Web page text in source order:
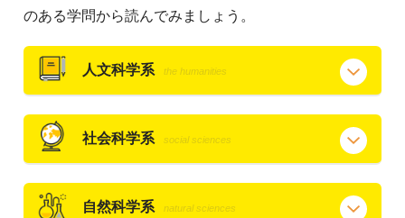
のある学問から読んでみましょう。
人文科学系 the humanities
社会科学系 social sciences
自然科学系 natural sciences